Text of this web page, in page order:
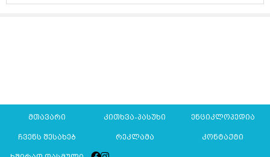
მთავარი კითხვა-პასუხი ენციკლოპედია
ჩვენს შესახებ რეკლამა კონტაქტი